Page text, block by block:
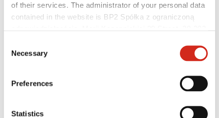
of their services. The administrator of your personal data
contained in the website is BP2 Spółka z ograniczoną
121387608.
Selection
Necessary
Preferences
Statistics